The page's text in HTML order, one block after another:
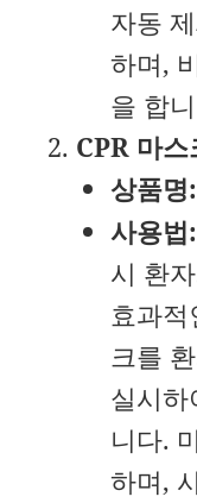
자동
하며,
을 합
CPR 마스
상품명:
사용법:
시 환
효과
크를
실시
니다.
하며,